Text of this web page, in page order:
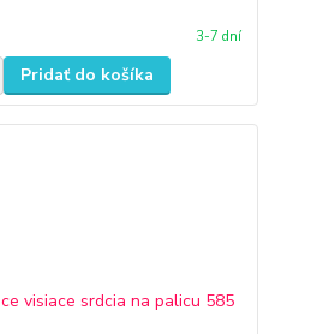
3-7 dní
Pridať do košíka